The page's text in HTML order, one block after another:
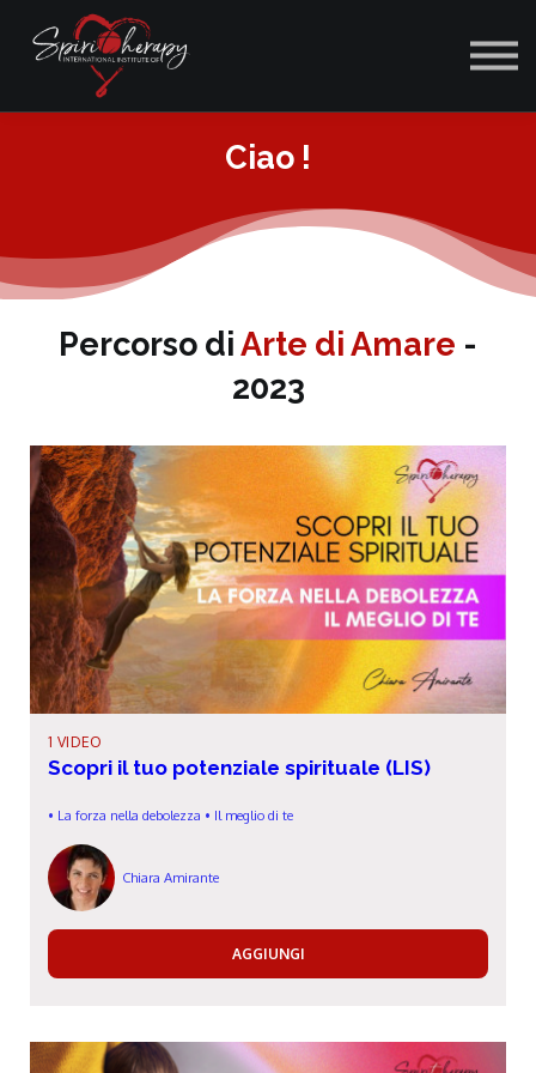
Ciao !
Percorso diArte di Amare -
2023
1 VIDEO
Scopri il tuo potenziale spirituale (LIS)
• La forza nella debolezza • Il meglio di te
Chiara Amirante
AGGIUNGI